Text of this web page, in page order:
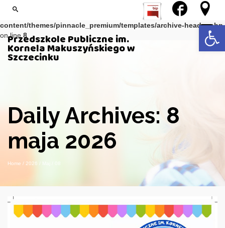
Przedszkole Publiczne im.
Kornela Makuszyńskiego w
Szczecinku
: Trying to get property of non-object in/var/www/kmprz/wp-
content/themes/pinnacle_premium/templates/archive-header.php
on line 8
Daily Archives: 8
maja 2026
Home / 2026 / Maj 08